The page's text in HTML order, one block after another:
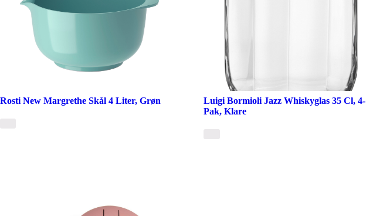
Rosti New Margrethe Skål 4 Liter, Grøn
Luigi Bormioli Jazz Whiskyglas 35 Cl, 4-
Pak, Klare